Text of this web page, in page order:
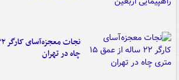
چاه در تهران